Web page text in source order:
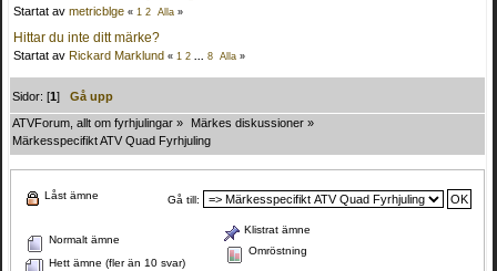
Startat av metricblge « 1 2 Alla »
Hittar du inte ditt märke?
Startat av Rickard Marklund « 1 2 ... 8 Alla »
Sidor: [1]Gå upp
ATVForum, allt om fyrhjulingar » Märkes diskussioner »
Märkesspecifikt ATV Quad Fyrhjuling
Gå till:
Normalt ämne
Hett ämne (fler än 10 svar)
Låst ämne
Klistrat ämne
Omröstning